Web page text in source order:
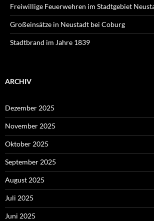
Freiwillige Feuerwehren im Stadtgebiet
Großeinsätze in Neustadt bei Coburg
Stadtbrand im Jahre 1839
ARCHIV
Dezember 2025
November 2025
Oktober 2025
September 2025
August 2025
Juli 2025
Juni 2025